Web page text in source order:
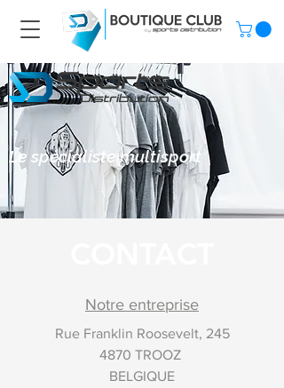
Le spécialiste multisport
Notre entreprise
Rue Franklin Roosevelt, 245
4870 TROOZ
BELGIQUE